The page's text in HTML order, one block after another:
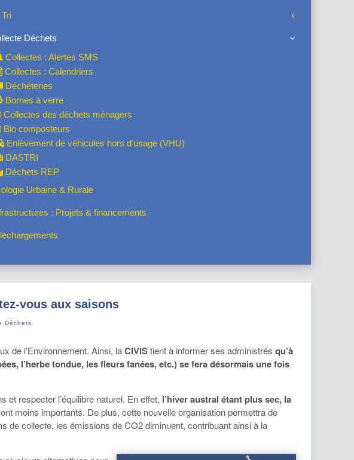
Tri
Déchets
Collectes : Alertes SMS
Collectes : Calendriers
Déchèteries
Bornes à verre
Collectes des déchets ménagers
Bio composteurs
Enlèvement de véhicules hors d'usage (VHU)
DASTRI
Déchets REP
Urbaine & Rurale
: Projets & financements
vous aux saisons
Déchets
de l’Environnement. Ainsi, laCIVIStient à informer ses administrés qu’à
l’herbe tondue, les fleurs fanées, etc.) se fera désormais une fois
et respecter l’équilibre naturel. En effet, l’hiver austral étant plus sec, la
moins importants. De plus, cette nouvelle organisation permettra de
de collecte, les émissions de CO2 diminuent, contribuant ainsi à la